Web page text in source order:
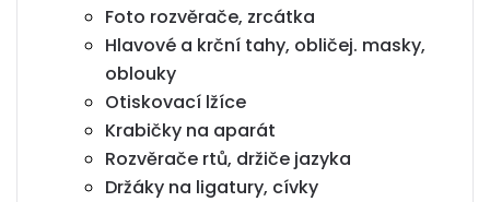
Foto rozvěrače, zrcátka
Hlavové a krční tahy, obličej. masky,
oblouky
Otiskovací lžíce
Krabičky na aparát
Rozvěrače rtů, držiče jazyka
Držáky na ligatury, cívky